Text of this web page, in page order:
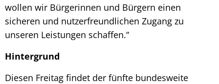
wollen wir Bürgerinnen und Bürgern einen
sicheren und nutzerfreundlichen Zugang zu
unseren Leistungen schaffen.“
Hintergrund
Diesen Freitag findet der fünfte bundesweite